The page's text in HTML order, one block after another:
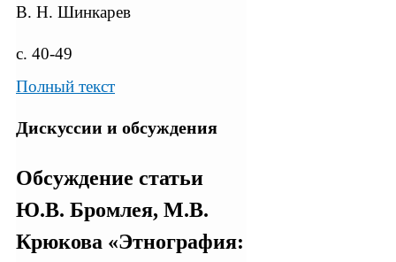
В. Н. Шинкарев
с. 40-49
Полный текст
Дискуссии и обсуждения
Обсуждение статьи
Ю.В. Бромлея, М.В.
Крюкова «Этнография: